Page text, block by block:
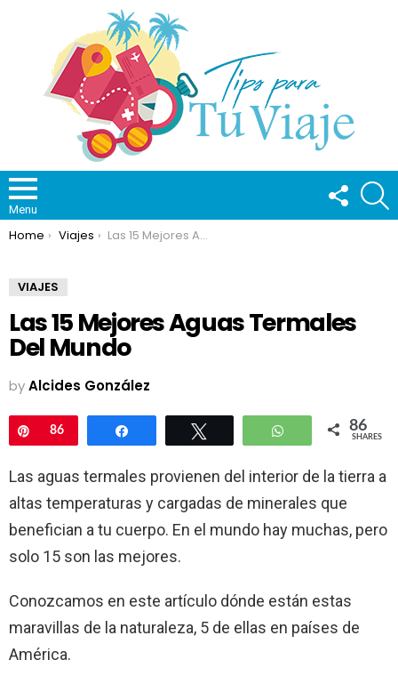
Menu
FOLLOW
US
You are here:
Home Viajes Las 15 Mejores Aguas Termales Del Mundo
VIAJES
Las 15 Mejores Aguas Termales
Del Mundo
byAlcides González
Pin
86 WhatsApp86
SHARES
Las aguas termales provienen del interior de la tierra a
altas temperaturas y cargadas de minerales que
benefician a tu cuerpo. En el mundo hay muchas, pero
solo 15 son las mejores.
Conozcamos en este artículo dónde están estas
maravillas de la naturaleza, 5 de ellas en países de
América.